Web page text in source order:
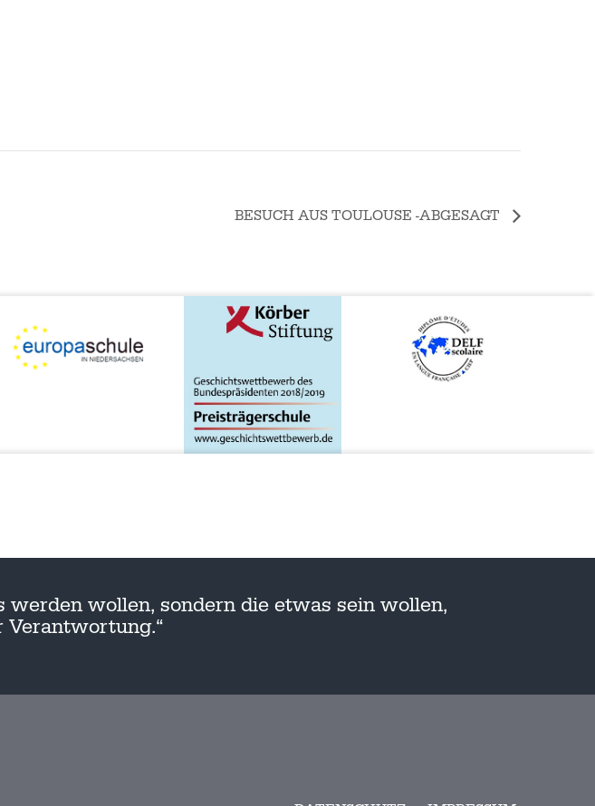
BESUCH AUS TOULOUSE -ABGESAGT
wollen, sondern die etwas sein wollen,
Verantwortung.“